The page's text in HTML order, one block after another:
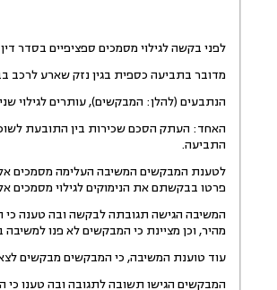
לפני בקשה לגילוי מסמכים ספציפיים בסדר
מדובר בתביעה כספית בגין נזק שארע לרכב
הנתבעים (להלן: המבקשים), עותרים לגילוי
האחד: העתק הסכם שכירות בין התובעת
התביעה.
לטענת המבקשים המשיבה העלימה מסמכים
פרטו בבקשתם את הנימוקים לגילוי מסמכים
המשיבה הגישה תגובתה לבקשה ובה טענה כי
מהיר, וכן מציינת כי המבקשים לא פנו
עוד טוענת המשיבה, כי המבקשים מבקשים